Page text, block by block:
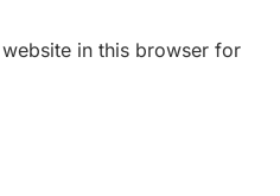
in this browser for